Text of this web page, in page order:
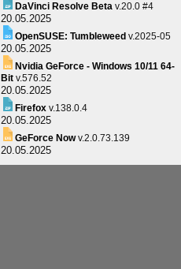
DaVinci Resolve Beta v.20.0 #4
20.05.2025
OpenSUSE: Tumbleweed v.2025-05
20.05.2025
Nvidia GeForce - Windows 10/11 64-
Bit v.576.52
20.05.2025
Firefox v.138.0.4
20.05.2025
GeForce Nowv.2.0.73.139
20.05.2025